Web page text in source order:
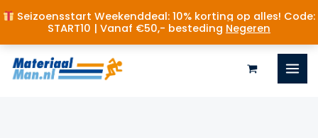
Seizoensstart Weekenddeal: 10% korting op alles! Code:
START10 | Vanaf €50,- besteding Negeren
Ga
naar
de
inhoud